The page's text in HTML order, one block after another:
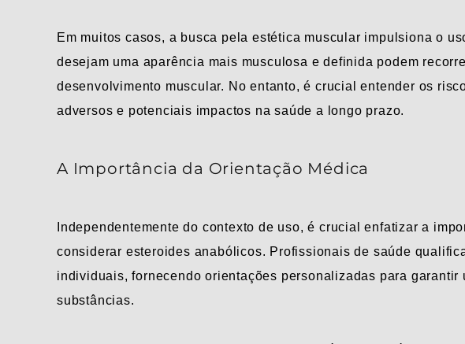
Em muitos casos, a busca pela estética muscular impulsiona o
desejam uma aparência mais musculosa e definida podem
desenvolvimento muscular. No entanto, é crucial entender os
adversos e potenciais impactos na saúde a longo prazo.
A Importância da Orientação Médica
Independentemente do contexto de uso, é crucial enfatizar a
considerar esteroides anabólicos. Profissionais de saúde
individuais, fornecendo orientações personalizadas para garantir
substâncias.